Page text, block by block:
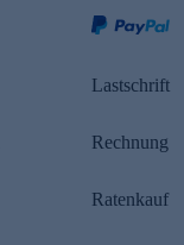
Lastschrift
Rechnung
Ratenkauf